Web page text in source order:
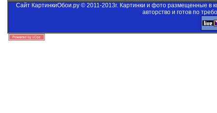
Сайт КартинкиОбои.ру © 2011-2013г. Картинки и фото размещенные в
авторство и готов по